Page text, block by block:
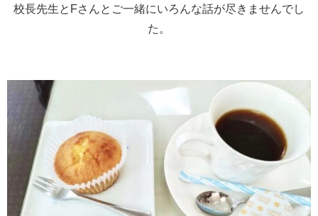
校長先生とFさんとご一緒にいろんな話が尽きませんでし
た。